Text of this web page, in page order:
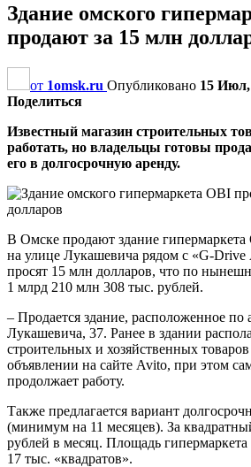
Здание омского
продают за 15 млн
от 1omsk.ru Опубликовано 15 Июл,
Поделиться
Известный магазин строительных
работать, но владельцы готовы
его в долгосрочную аренду.
В Омске продают здание
на улице Лукашевича рядом с «G-Drive
просят 15 млн долларов, что по
1 млрд 210 млн 308 тыс. рублей.
– Продается здание, расположенное по
Лукашевича, 37. Ранее в здании
строительных и хозяйственных
объявлении на сайте Avito, при этом
продолжает работу.
Также предлагается вариант
(минимум на 11 месяцев). За
рублей в месяц. Площадь гипермаркета
17 тыс. «квадратов».